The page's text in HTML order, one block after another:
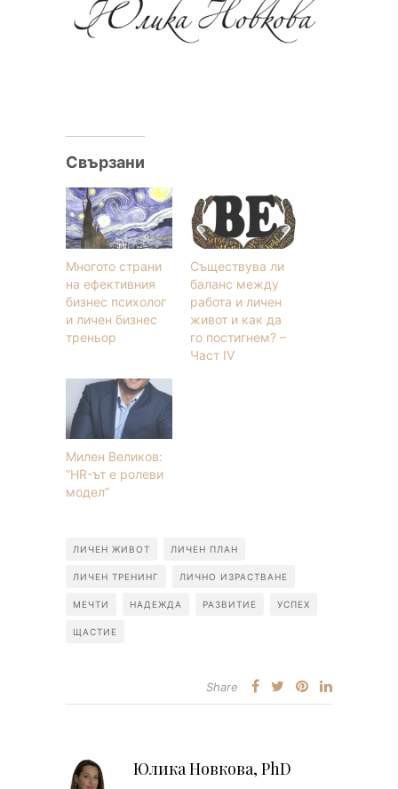
Свързани
Многото страни
на ефективния
бизнес психолог
и личен бизнес
треньор
Съществува ли
баланс между
работа и личен
живот и как да
го постигнем? –
Част IV
Милен Великов:
“HR-ът е ролеви
модел”
ЛИЧЕН ЖИВОТ ЛИЧЕН ПЛАН
ЛИЧЕН ТРЕНИНГ ЛИЧНО ИЗРАСТВАНЕ
МЕЧТИ НАДЕЖДА РАЗВИТИЕ УСПЕХ
ЩАСТИЕ
Share
Юлика Новкова, PhD